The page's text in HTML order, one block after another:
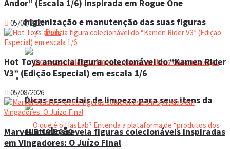
Dolls
Manual do colecionador
higienização e manutenção das suas figuras
Dicas essenciais de limpeza para seus itens da
sua coleção
Andor” (Escala 1/6) inspirada em Rogue One
05/08/2026
Hot Toys anuncia figura colecionável do “Kamen Rider
V3” (Edição Especial) em escala 1/6
05/08/2026
Marvel Studios revela figuras colecionáveis inspiradas
em Vingadores: O Juízo Final